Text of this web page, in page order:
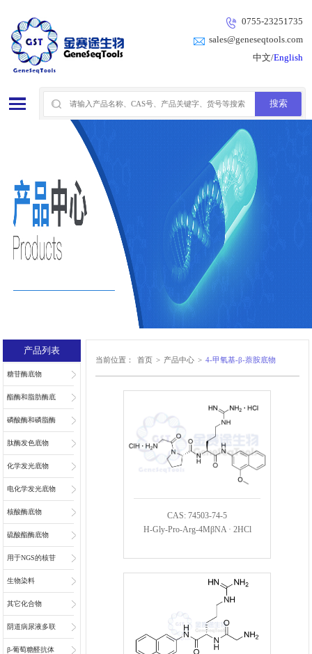
0755-23251735
sales@geneseqtools.com
中文/English
产品列表
糖苷酶底物
酯酶和脂肪酶底
物
磷酸酶和磷脂酶
底物
肽酶发色底物
化学发光底物
电化学发光底物
核酸酶底物
硫酸酯酶底物
用于NGS的核苷
和核苷酸
生物染料
其它化合物
阴道病尿液多联
检底物
β-葡萄糖醛抗体
当前位置： 首页 > 产品中心 > 4-甲氧基-β-萘胺底物
CAS: 74503-74-5
H-Gly-Pro-Arg-4MβNA · 2HCl